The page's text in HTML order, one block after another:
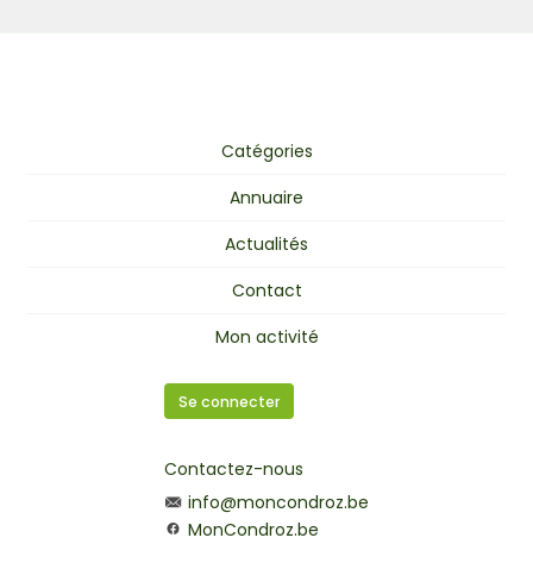
Catégories
Annuaire
Actualités
Contact
Mon activité
Se connecter
Contactez-nous
info@moncondroz.be
MonCondroz.be